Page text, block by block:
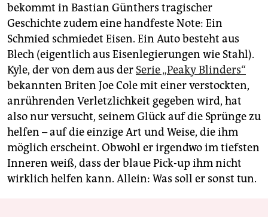
bekommt in Bastian Günthers tragischer
Geschichte zudem eine handfeste Note: Ein
Schmied schmiedet Eisen. Ein Auto besteht aus
Blech (eigentlich aus Eisenlegierungen wie Stahl).
Kyle, der von dem aus der Serie „Peaky Blinders“
bekannten Briten Joe Cole mit einer verstockten,
anrührenden Verletzlichkeit gegeben wird, hat
also nur versucht, seinem Glück auf die Sprünge zu
helfen – auf die einzige Art und Weise, die ihm
möglich erscheint. Obwohl er irgendwo im tiefsten
Inneren weiß, dass der blaue Pick-up ihm nicht
wirklich helfen kann. Allein: Was soll er sonst tun.